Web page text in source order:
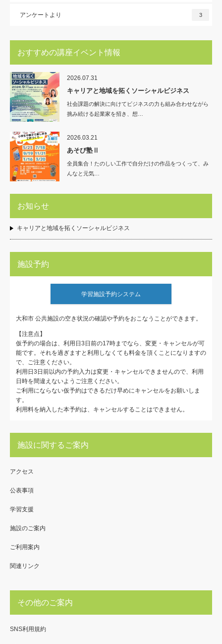
アンケートより 3
おすすめの講座イベント情報
2026.07.31
キャリアと地域を拓くソーシャルビジネス
社会課題の解決に向けてビジネスの力も組み合わせながら
挑み続ける起業家を招き、想…
2026.03.21
あそび塾Ⅱ
全員集合！たのしい工作で自分だけの作品をつくって、み
んなと元気…
お知らせ
キャリアと地域を拓くソーシャルビジネス
施設予約
学習施設予約システム
大和市 公共施設の空き状況の確認や予約をおこなうことができます。
【注意点】
仮予約の場合は、利用日3日前の17時までなら、変更・キャンセルが可
能です。それを過ぎますと利用しなくても料金を頂くことになりますの
で、ご注意ください。
利用日3日前以内の予約入力は変更・キャンセルできませんので、利用
日時を間違えないようご注意ください。
ご利用にならない仮予約はできるだけ早めにキャンセルをお願いしま
す。
利用料を納入した本予約は、キャンセルすることはできません。
施設に関するご案内
アクセス
公表事項
学習支援
施設のご案内
ご利用案内
関連リンク
その他のご案内
SNS利用規約